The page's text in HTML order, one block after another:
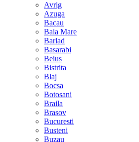
Avrig
Azuga
Bacau
Baia Mare
Barlad
Basarabi
Beius
Bistrita
Blaj
Bocsa
Botosani
Braila
Brasov
Bucuresti
Busteni
Buzau